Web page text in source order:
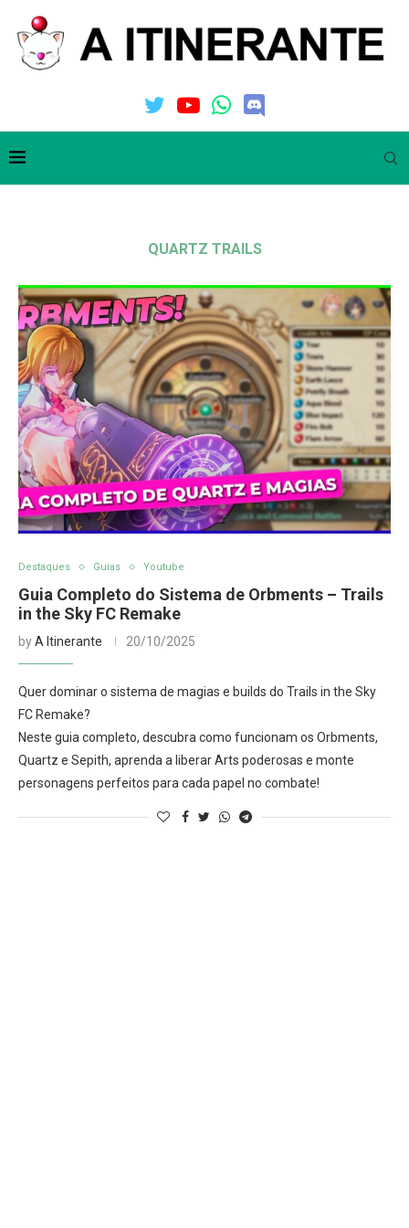
QUARTZ TRAILS
Destaques Guias Youtube
Guia Completo do Sistema de Orbments – Trails
in the Sky FC Remake
byA Itinerante 20/10/2025
Quer dominar o sistema de magias e builds do Trails in the Sky
FC Remake?
Neste guia completo, descubra como funcionam os Orbments,
Quartz e Sepith, aprenda a liberar Arts poderosas e monte
personagens perfeitos para cada papel no combate!